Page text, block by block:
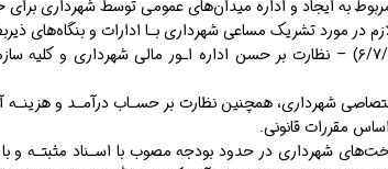
۳۰ (الحـاقی ۶/۷/۱۳۸۲) – نظارت بر حسن اداره اـور مالی
شهرداری، همچنین نظارت بر حسـاب درآمـد و هزینـه
مقررات قانونی.
شهرداری در حدود بودجه مصوب با اسـناد مثبتـه و